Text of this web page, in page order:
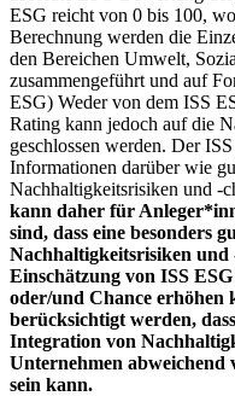
ESG reicht von 0 bis 100,
Berechnung werden die
den Bereichen Umwelt,
zusammengeführt und auf
ESG) Weder von dem ISS
Rating kann jedoch auf die
geschlossen werden. Der
Informationen darüber wie
Nachhaltigkeitsrisiken und -
kann daher für
sind, dass eine besonders
Nachhaltigkeitsrisiken und
Einschätzung von ISS
oder/und Chance erhöhen
berücksichtigt werden,
Integration von
Unternehmen abweichend
sein kann.